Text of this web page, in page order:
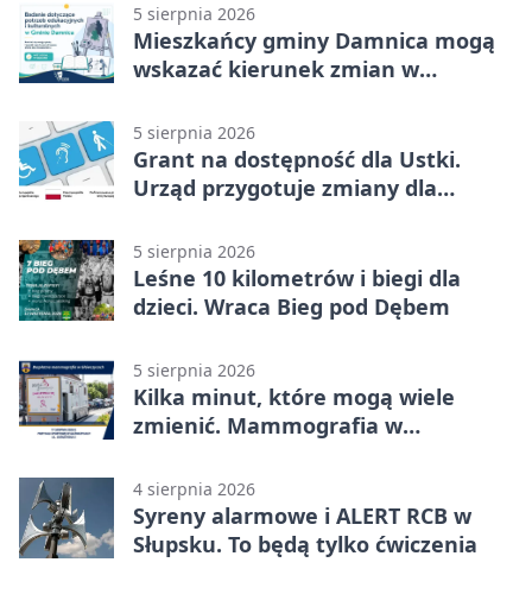
5 sierpnia 2026
Mieszkańcy gminy Damnica mogą
wskazać kierunek zmian w
5 sierpnia 2026
Grant na dostępność dla Ustki.
Urząd przygotuje zmiany dla
5 sierpnia 2026
Leśne 10 kilometrów i biegi dla
dzieci. Wraca Bieg pod Dębem
5 sierpnia 2026
Kilka minut, które mogą wiele
zmienić. Mammografia w
4 sierpnia 2026
Syreny alarmowe i ALERT RCB w
Słupsku. To będą tylko ćwiczenia